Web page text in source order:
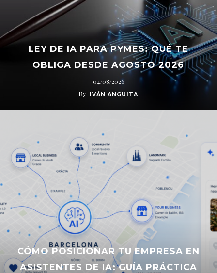
LEY DE IA PARA PYMES: QUÉ TE
OBLIGA DESDE AGOSTO 2026
04/08/2026
By IVÁN ANGUITA
CÓMO POSICIONAR TU EMPRESA EN
ASISTENTES DE IA: GUÍA PRÁCTICA